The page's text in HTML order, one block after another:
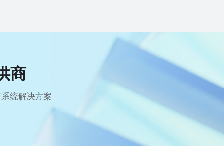
商
统解决方案